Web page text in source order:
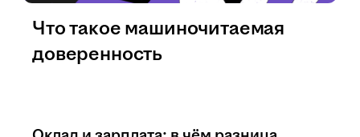
Что такое машиночитаемая
доверенность